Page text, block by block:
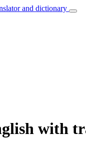
and dictionary
with